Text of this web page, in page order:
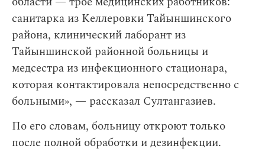
санитарка из Келлеровки Тайыншинского
района, клинический лаборант из
Тайыншинской районной больницы и
медсестра из инфекционного стационара,
которая контактировала непосредственно с
больными», — рассказал Султангазиев.
По его словам, больницу откроют только
после полной обработки и дезинфекции.